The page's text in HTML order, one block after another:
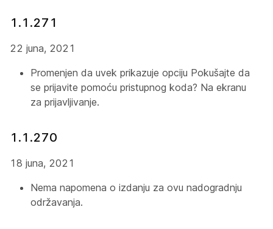
1.1.271
22 juna, 2021
Promenjen da uvek prikazuje opciju Pokušajte da
se prijavite pomoću pristupnog koda? Na ekranu
za prijavljivanje.
1.1.270
18 juna, 2021
Nema napomena o izdanju za ovu nadogradnju
održavanja.